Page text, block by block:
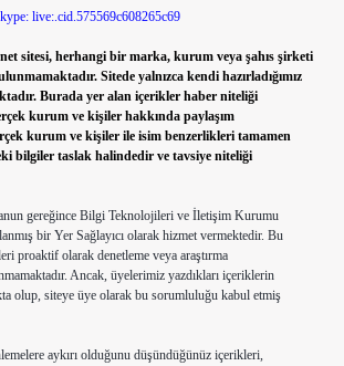
live:.cid.575569c608265c69
sitesi, herhangi bir marka, kurum veya şahıs şirketi
Sitede yalnızca kendi hazırladığımız
Burada yer alan içerikler haber niteliği
kurum ve kişiler hakkında paylaşım
kurum ve kişiler ile isim benzerlikleri tamamen
bilgiler taslak halindedir ve tavsiye niteliği
gereğince Bilgi Teknolojileri ve İletişim Kurumu
bir Yer Sağlayıcı olarak hizmet vermektedir. Bu
proaktif olarak denetleme veya araştırma
Ancak, üyelerimiz yazdıkları içeriklerin
olup, siteye üye olarak bu sorumluluğu kabul etmiş
aykırı olduğunu düşündüğünüz içerikleri,